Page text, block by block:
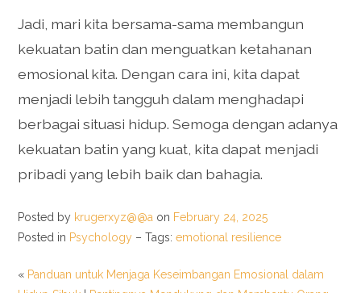
Jadi, mari kita bersama-sama membangun
kekuatan batin dan menguatkan ketahanan
emosional kita. Dengan cara ini, kita dapat
menjadi lebih tangguh dalam menghadapi
berbagai situasi hidup. Semoga dengan adanya
kekuatan batin yang kuat, kita dapat menjadi
pribadi yang lebih baik dan bahagia.
Posted by krugerxyz@@a on February 24, 2025
Posted in Psychology – Tags:emotional resilience
« Panduan untuk Menjaga Keseimbangan Emosional dalam